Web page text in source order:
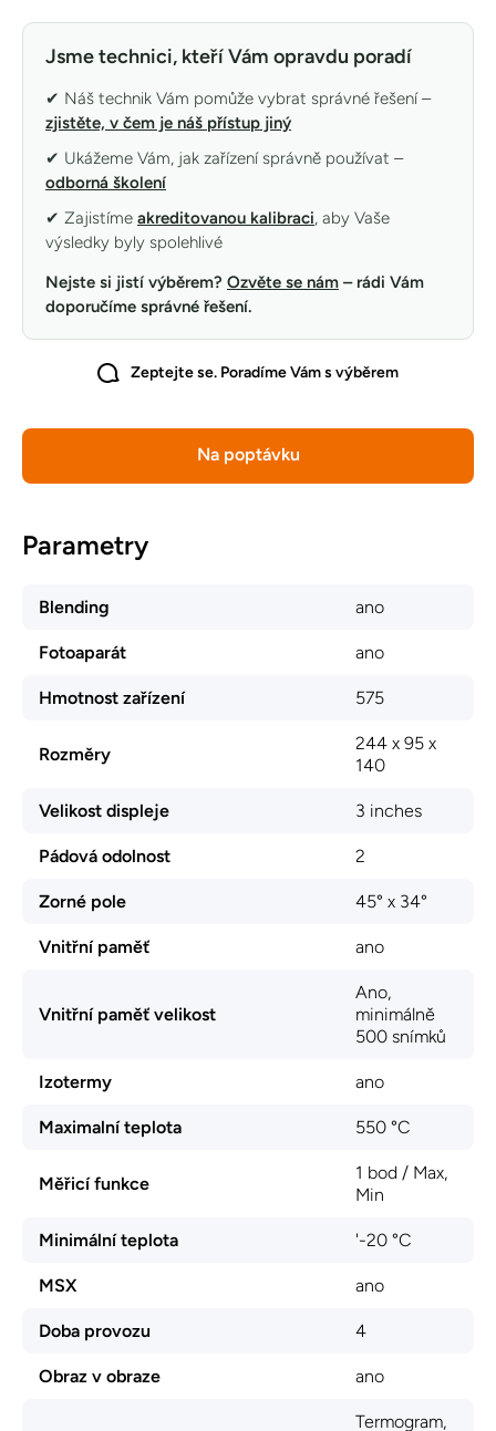
Jsme technici, kteří Vám opravdu poradí
✔ Náš technik Vám pomůže vybrat správné řešení –
zjistěte, v čem je náš přístup jiný
✔ Ukážeme Vám, jak zařízení správně používat –
odborná školení
✔ Zajistíme akreditovanou kalibraci, aby Vaše
výsledky byly spolehlivé
Nejste si jistí výběrem? Ozvěte se nám – rádi Vám
doporučíme správné řešení.
Zeptejte se. Poradíme Vám s výběrem
Na poptávku
Parametry
Blending ano
Fotoaparát ano
Hmotnost zařízení 575
Rozměry
244 x 95 x
140
Velikost displeje 3 inches
Pádová odolnost 2
Zorné pole 45° x 34°
Vnitřní paměť ano
Vnitřní paměť velikost
Ano,
minimálně
500 snímků
Izotermy ano
Maximalní teplota 550 °C
Měřicí funkce
1 bod / Max,
Min
Minimální teplota '-20 °C
MSX ano
Doba provozu 4
Obraz v obraze ano
Termogram,